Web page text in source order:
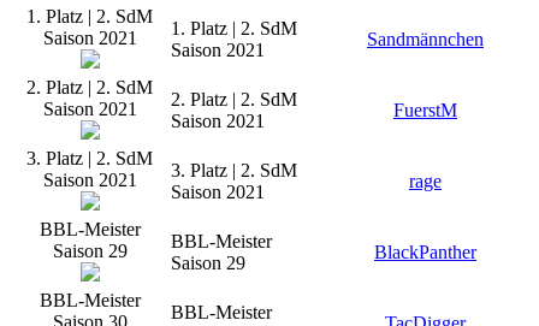
1. Platz | 2. SdM
Saison 2021
1. Platz | 2. SdM
Saison 2021
Sandmännchen
2. Platz | 2. SdM
Saison 2021
2. Platz | 2. SdM
Saison 2021
FuerstM
3. Platz | 2. SdM
Saison 2021
3. Platz | 2. SdM
Saison 2021
rage
BBL-Meister
Saison 29
BBL-Meister
Saison 29
BlackPanther
BBL-Meister
Saison 30
BBL-Meister